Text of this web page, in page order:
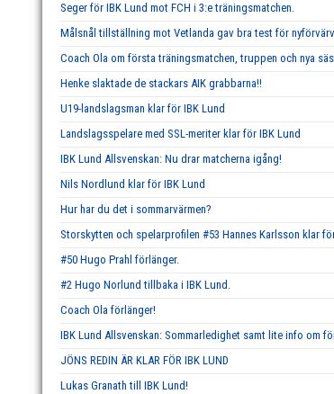
Seger för IBK Lund mot FCH i 3:e träningsmatchen.
Målsnål tillställning mot Vetlanda gav bra test för
Coach Ola om första träningsmatchen, truppen och nya
Henke slaktade de stackars AIK grabbarna!!
U19-landslagsman klar för IBK Lund
Landslagsspelare med SSL-meriter klar för IBK Lund
IBK Lund Allsvenskan: Nu drar matcherna igång!
Nils Nordlund klar för IBK Lund
Hur har du det i sommarvärmen?
Storskytten och spelarprofilen #53 Hannes Karlsson klar
#50 Hugo Prahl förlänger.
#2 Hugo Norlund tillbaka i IBK Lund.
Coach Ola förlänger!
IBK Lund Allsvenskan: Sommarledighet samt lite info om
JÖNS REDIN ÄR KLAR FÖR IBK LUND
Lukas Granath till IBK Lund!